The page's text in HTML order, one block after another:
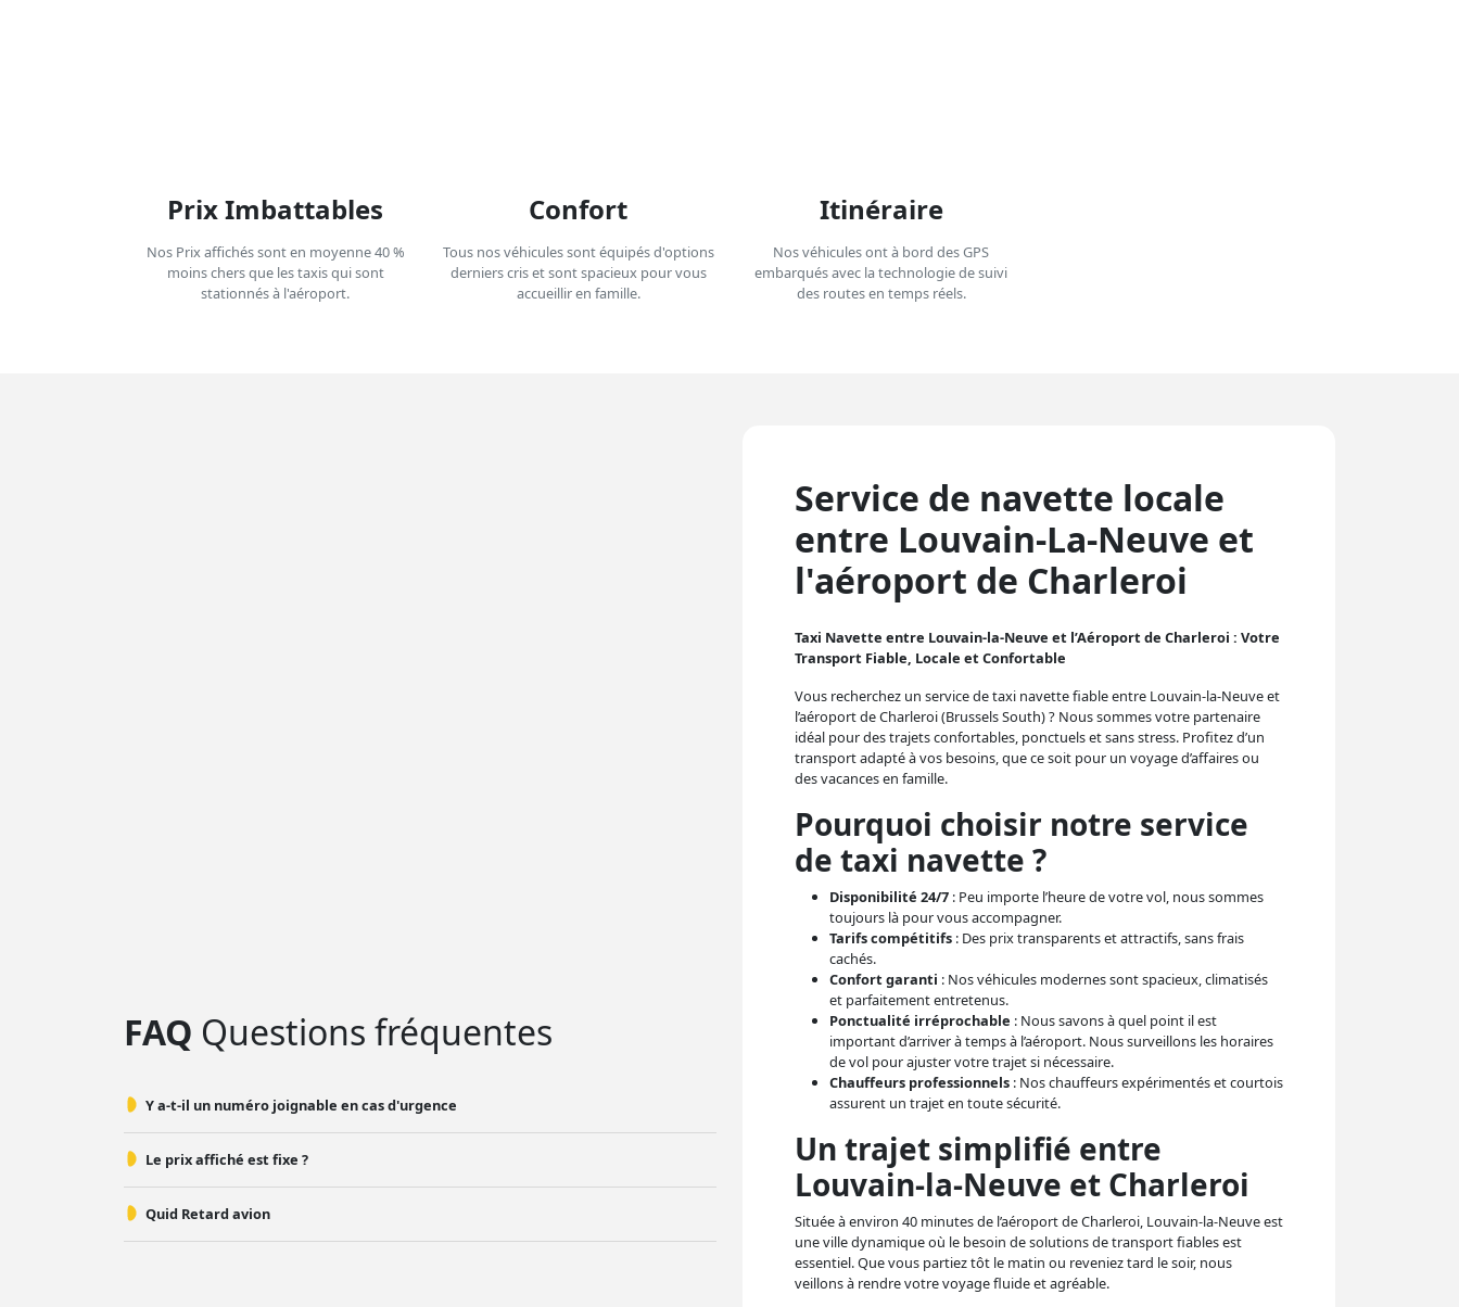
Prix Imbattables
Nos Prix affichés sont en moyenne 40 %
moins chers que les taxis qui sont
stationnés à l'aéroport.
Confort
Tous nos véhicules sont équipés d'options
derniers cris et sont spacieux pour vous
accueillir en famille.
Itinéraire
Nos véhicules ont à bord des GPS
embarqués avec la technologie de suivi
des routes en temps réels.
Service de navette locale
entre Louvain-La-Neuve et
l'aéroport de Charleroi
Taxi Navette entre Louvain-la-Neuve et l’Aéroport de Charleroi : Votre
Transport Fiable, Locale et Confortable
Vous recherchez un service de taxi navette fiable entre Louvain-la-Neuve et
l’aéroport de Charleroi (Brussels South) ? Nous sommes votre partenaire
idéal pour des trajets confortables, ponctuels et sans stress. Profitez d’un
transport adapté à vos besoins, que ce soit pour un voyage d’affaires ou
des vacances en famille.
Pourquoi choisir notre service
de taxi navette ?
Disponibilité 24/7 : Peu importe l’heure de votre vol, nous sommes
toujours là pour vous accompagner.
Tarifs compétitifs : Des prix transparents et attractifs, sans frais
cachés.
Confort garanti : Nos véhicules modernes sont spacieux, climatisés
et parfaitement entretenus.
Ponctualité irréprochable : Nous savons à quel point il est
important d’arriver à temps à l’aéroport. Nous surveillons les horaires
de vol pour ajuster votre trajet si nécessaire.
Chauffeurs professionnels : Nos chauffeurs expérimentés et courtois
assurent un trajet en toute sécurité.
Un trajet simplifié entre
Louvain-la-Neuve et Charleroi
Située à environ 40 minutes de l’aéroport de Charleroi, Louvain-la-Neuve est
une ville dynamique où le besoin de solutions de transport fiables est
essentiel. Que vous partiez tôt le matin ou reveniez tard le soir, nous
veillons à rendre votre voyage fluide et agréable.
FAQ Questions fréquentes
Y a-t-il un numéro joignable en cas d'urgence
Le prix affiché est fixe ?
Quid Retard avion